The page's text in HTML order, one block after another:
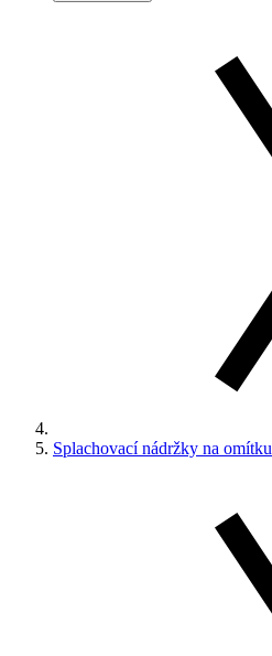
Splachovací nádržky na omítku